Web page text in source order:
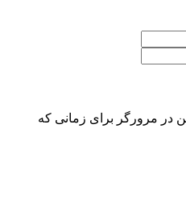
در مرورگر برای زمانی که